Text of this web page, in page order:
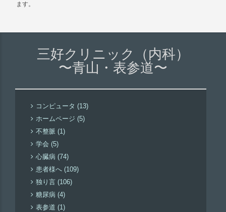
ます。
三好クリニック（内科）
〜青山・表参道〜
コンピュータ (13)
ホームページ (5)
不整脈 (1)
学会 (5)
心臓病 (74)
患者様へ (109)
独り言 (106)
糖尿病 (4)
表参道 (1)